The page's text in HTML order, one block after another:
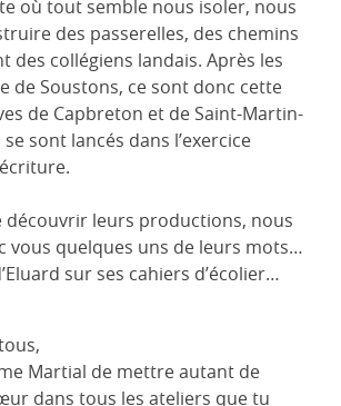
où tout semble nous isoler, nous
des passerelles, des chemins
des collégiens landais. Après les
de Soustons, ce sont donc cette
de Capbreton et de Saint-Martin-
sont lancés dans l’exercice
découvrir leurs productions, nous
vous quelques uns de leurs mots…
sur ses cahiers d’écolier…
Martial de mettre autant de
dans tous les ateliers que tu